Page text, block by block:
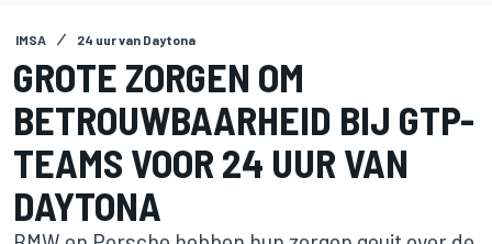
IMSA 24 uur van Daytona
GROTE ZORGEN OM
BETROUWBAARHEID BIJ GTP-
TEAMS VOOR 24 UUR VAN
DAYTONA